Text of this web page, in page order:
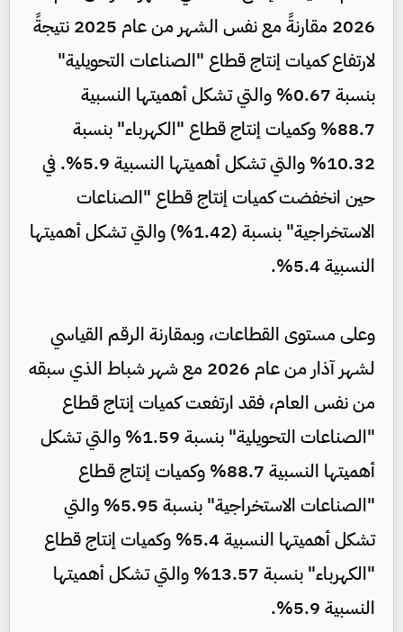
2026 مقارنةً مع نفس الشهر من عام 2025 نتيجةً
لارتفاع كميات إنتاج قطاع "الصناعات التحويلية"
بنسبة 0.67% والتي تشكل أهميتها النسبية
88.7% وكميات إنتاج قطاع "الكهرباء" بنسبة
10.32% والتي تشكل أهميتها النسبية 5.9%. في
حين انخفضت كميات إنتاج قطاع "الصناعات
الاستخراجية" بنسبة (1.42%) والتي تشكل أهميتها
النسبية 5.4%.
وعلى مستوى القطاعات، وبمقارنة الرقم القياسي
لشهر آذار من عام 2026 مع شهر شباط الذي سبقه
من نفس العام، فقد ارتفعت كميات إنتاج قطاع
"الصناعات التحويلية" بنسبة 1.59% والتي تشكل
أهميتها النسبية 88.7% وكميات إنتاج قطاع
"الصناعات الاستخراجية" بنسبة 5.95% والتي
تشكل أهميتها النسبية 5.4% وكميات إنتاج قطاع
"الكهرباء" بنسبة 13.57% والتي تشكل أهميتها
النسبية 5.9%.